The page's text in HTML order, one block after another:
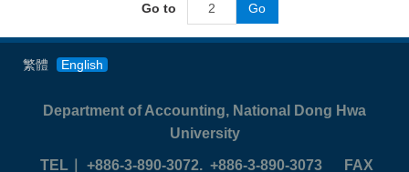
Go to Go
繁體 English
Department of Accounting, National Dong Hwa
University
TEL｜ +886-3-890-3072. +886-3-890-3073 FAX